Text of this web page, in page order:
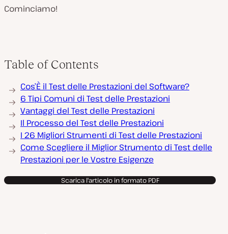
Cominciamo!
Table of Contents
Cos’È il Test delle Prestazioni del Software?
6 Tipi Comuni di Test delle Prestazioni
Vantaggi del Test delle Prestazioni
Il Processo del Test delle Prestazioni
I 26 Migliori Strumenti di Test delle Prestazioni
Come Scegliere il Miglior Strumento di Test delle
Prestazioni per le Vostre Esigenze
Scarica l'articolo in formato PDF